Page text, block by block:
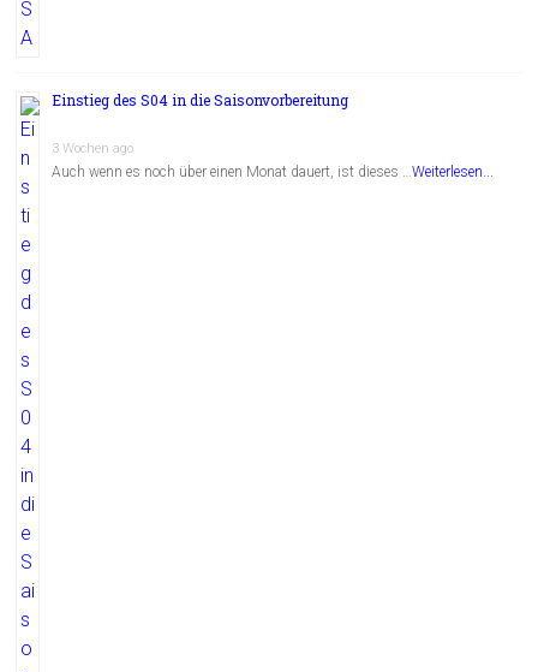
Einstieg des S04 in die Saisonvorbereitung
3 Wochen ago
Auch wenn es noch über einen Monat dauert, ist dieses …Weiterlesen...